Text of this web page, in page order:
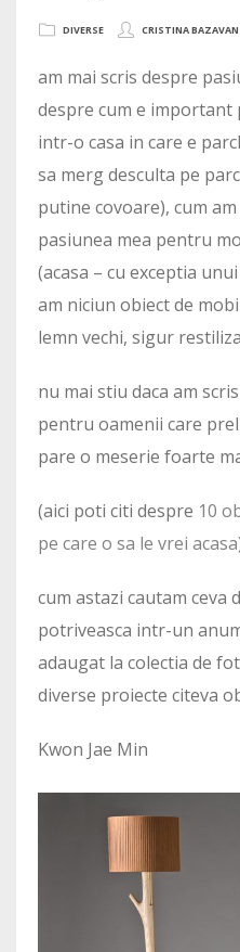
DIVERSE CRISTINA BAZAVAN
am mai scris despre
despre cum e important
intr-o casa in care e
sa merg desculta pe
putine covoare), cum
pasiunea mea pentru
(acasa – cu exceptia
am niciun obiect de
lemn vechi, sigur
nu mai stiu daca am
pentru oamenii care
pare o meserie foarte
(aici poti citi despre 10
pe care o sa le vrei acasa
cum astazi cautam ceva
potriveasca intr-un
adaugat la colectia de
diverse proiecte citeva
Kwon Jae Min